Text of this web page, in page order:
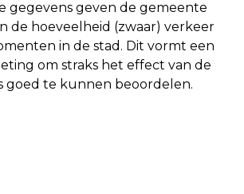
gegevens geven de gemeente
de hoeveelheid (zwaar) verkeer
in de stad. Dit vormt een
om straks het effect van de
goed te kunnen beoordelen.